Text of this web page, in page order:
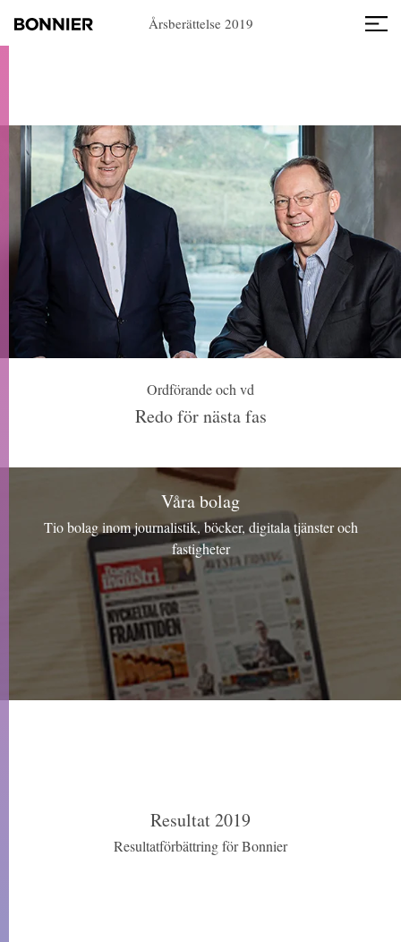
Årsberättelse 2019
Ordförande och vd
Redo för nästa fas
Våra bolag
Tio bolag inom journalistik, böcker, digitala tjänster och
fastigheter
Resultat 2019
Resultatförbättring för Bonnier